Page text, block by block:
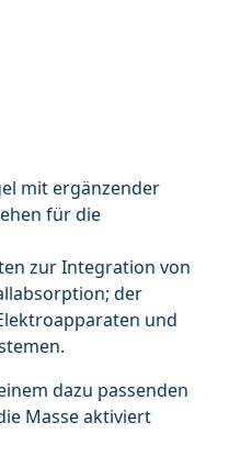
mit ergänzender
für die
zur Integration von
der
und
dazu passenden
Masse aktiviert